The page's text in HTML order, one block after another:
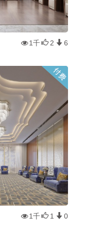
1千 2 6
1千 1 0